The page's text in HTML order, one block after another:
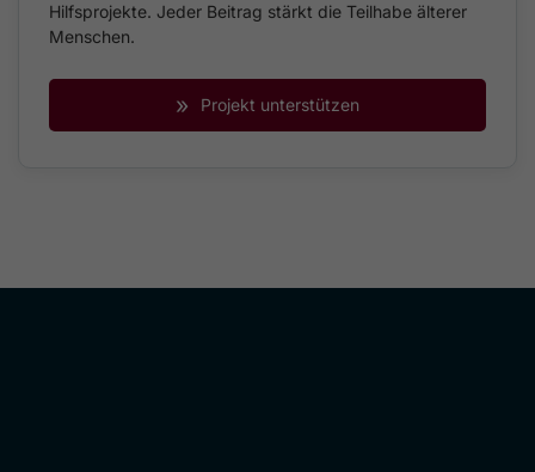
Hilfsprojekte. Jeder Beitrag stärkt die Teilhabe älterer
Menschen.
» Projekt unterstützen